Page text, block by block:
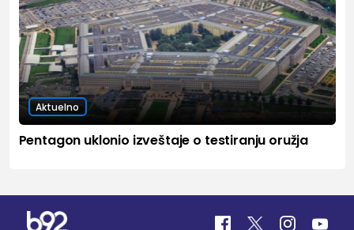
Aktuelno
Pentagon uklonio izveštaje o testiranju oružja